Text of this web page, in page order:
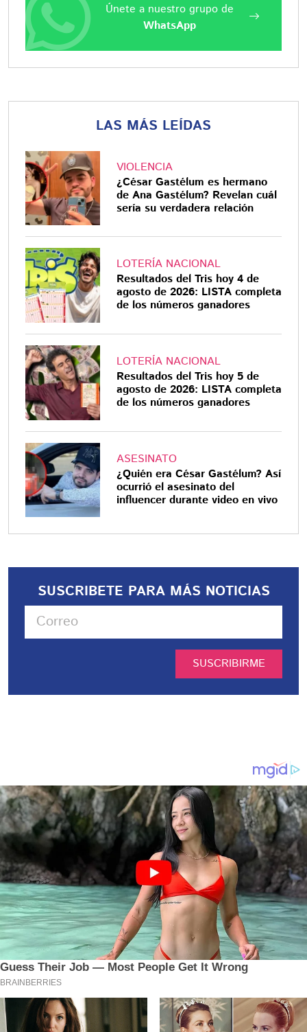
Únete a nuestro grupo de
WhatsApp
LAS MÁS LEÍDAS
VIOLENCIA
¿César Gastélum es hermano
de Ana Gastélum? Revelan cuál
sería su verdadera relación
LOTERÍA NACIONAL
Resultados del Tris hoy 4 de
agosto de 2026: LISTA completa
de los números ganadores
LOTERÍA NACIONAL
Resultados del Tris hoy 5 de
agosto de 2026: LISTA completa
de los números ganadores
ASESINATO
¿Quién era César Gastélum? Así
ocurrió el asesinato del
influencer durante video en vivo
SUSCRIBETE PARA MÁS NOTICIAS
SUSCRIBIRME